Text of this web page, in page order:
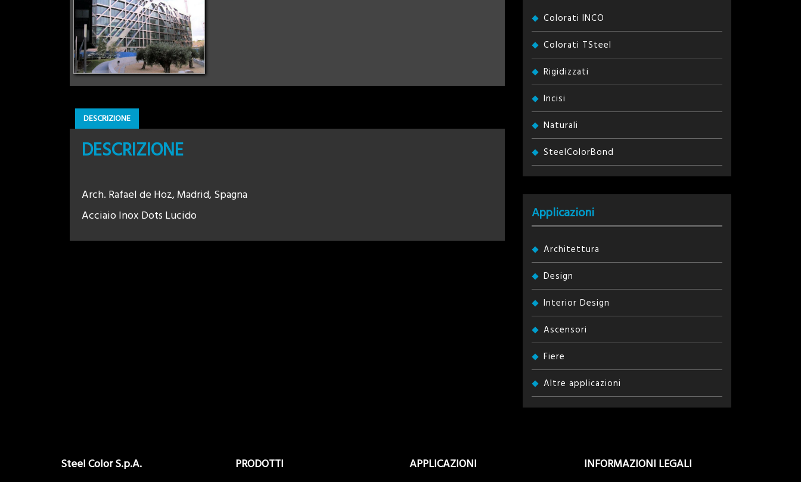
DESCRIZIONE
DESCRIZIONE
Arch. Rafael de Hoz, Madrid, Spagna
Acciaio Inox Dots Lucido
Colorati INCO
Colorati TSteel
Rigidizzati
Incisi
Naturali
SteelColorBond
Applicazioni
Architettura
Design
Interior Design
Ascensori
Fiere
Altre applicazioni
Steel Color S.p.A. PRODOTTI APPLICAZIONI INFORMAZIONI LEGALI